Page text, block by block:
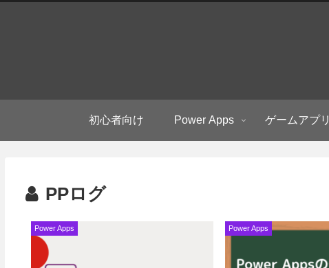
初心者向け Power Apps ゲームアプリ
PPログ
Power Apps Power Apps